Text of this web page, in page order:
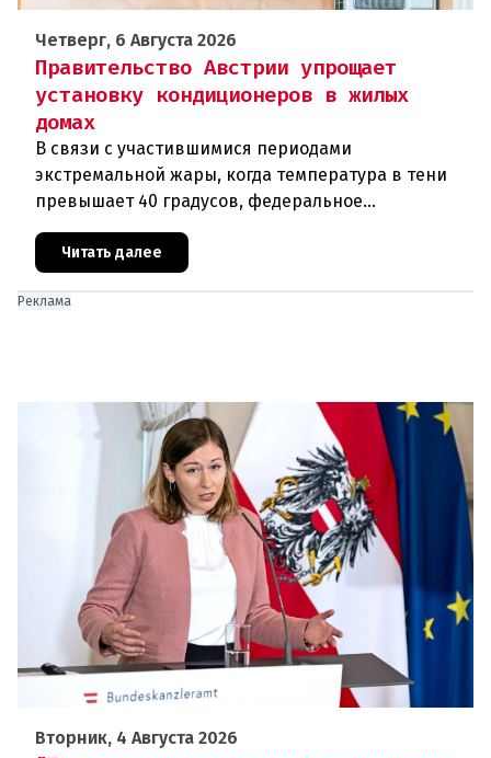
Четверг, 6 Августа 2026
Правительство Австрии упрощает
установку кондиционеров в жилых
домах
В связи с участившимися периодами
экстремальной жары, когда температура в тени
превышает 40 градусов, федеральное
проблемы перегрева жилых помещений. В среду н
Читать далее
Реклама
Вторник, 4 Августа 2026